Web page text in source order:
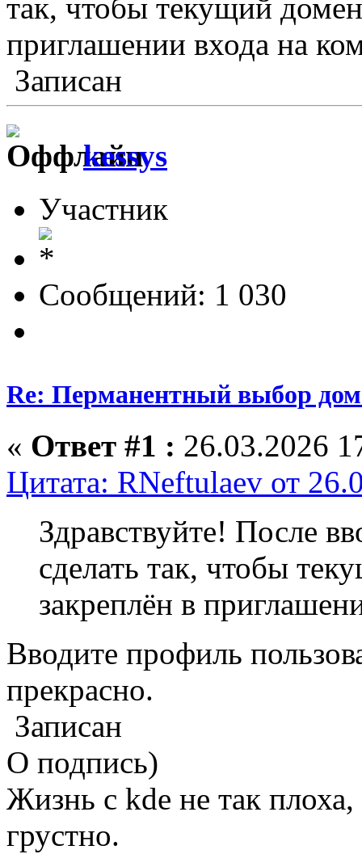
так, чтобы текущий
приглашении входа на
Записан
kessys
Участник
Сообщений: 1 030
Re: Перманентный выбор
« Ответ #1 : 26.03.2026
Цитата: RNeftulaev от
Здравствуйте! После
сделать так, чтобы
закреплён в
Вводите профиль
прекрасно.
Записан
О подпись)
Жизнь с kde не так
грустно.